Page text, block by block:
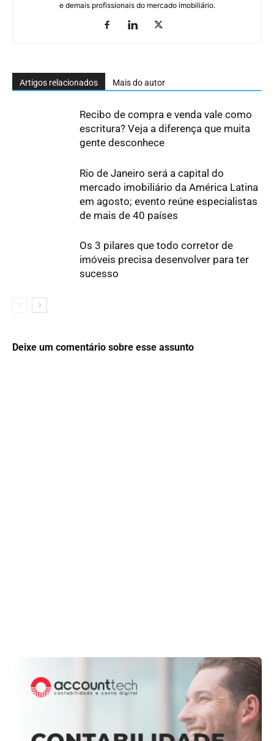
e demais profissionais do mercado imobiliário.
Artigos relacionados Mais do autor
Recibo de compra e venda vale como
escritura? Veja a diferença que muita
gente desconhece
Rio de Janeiro será a capital do
mercado imobiliário da América Latina
em agosto; evento reúne especialistas
de mais de 40 países
Os 3 pilares que todo corretor de
imóveis precisa desenvolver para ter
sucesso
Deixe um comentário sobre esse assunto